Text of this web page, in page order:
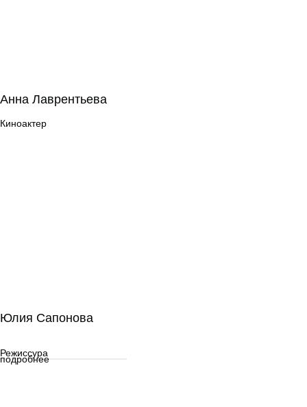
подробнее
Анна Лаврентьева
Киноактер
Юлия Сапонова
Режиссура